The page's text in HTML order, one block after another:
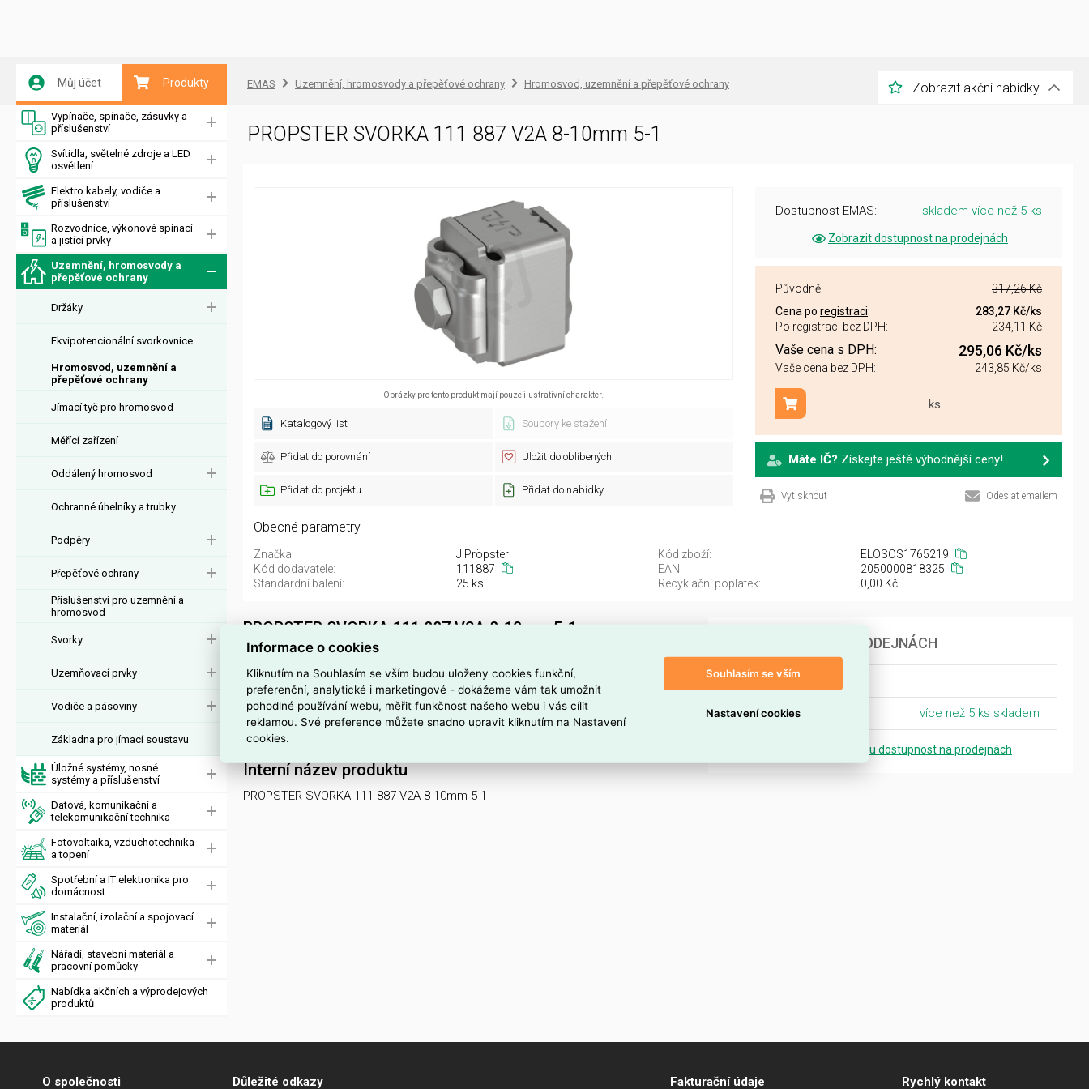
Můj účet Produkty
Vypínače, spínače, zásuvky a
příslušenství
Svítidla, světelné zdroje a LED
osvětlení
Elektro kabely, vodiče a
příslušenství
Rozvodnice, výkonové spínací
a jistící prvky
Uzemnění, hromosvody a
přepěťové ochrany
Držáky
Ekvipotencionální svorkovnice
Hromosvod, uzemnění a
přepěťové ochrany
Jímací tyč pro hromosvod
Měřící zařízení
Oddálený hromosvod
Ochranné úhelníky a trubky
Podpěry
Přepěťové ochrany
Příslušenství pro uzemnění a
hromosvod
Svorky
Uzemňovací prvky
Vodiče a pásoviny
Základna pro jímací soustavu
Úložné systémy, nosné
systémy a příslušenství
Datová, komunikační a
telekomunikační technika
Fotovoltaika, vzduchotechnika
a topení
Spotřební a IT elektronika pro
domácnost
Instalační, izolační a spojovací
materiál
Nářadí, stavební materiál a
pracovní pomůcky
Nabídka akčních a výprodejových
produktů
EMAS Uzemnění, hromosvody a přepěťové ochrany Hromosvod, uzemnění a přepěťové ochrany Zobrazit akční nabídky
PROPSTER SVORKA 111 887 V2A 8-10mm 5-1
Obrázky pro tento produkt mají pouze ilustrativní charakter.
Katalogový list Soubory ke stažení
Přidat do porovnání Uložit do oblíbených
Přidat do projektu Přidat do nabídky
Dostupnost EMAS: skladem více než 5 ks
Zobrazit dostupnost na prodejnách
Původně:
317,26 Kč
Cena po registraci: 283,27 Kč/ks
Po registraci bez DPH:
234,11 Kč
Vaše cena s DPH: 295,06 Kč/ks
Vaše cena bez DPH: 243,85 Kč/ks
ks
Přidat do košíku
Máte IČ? Získejte ještě výhodnější ceny!
Vytisknout Odeslat emailem
Obecné parametry
Značka: J.Pröpster Kód zboží:
ELOSOS1765219
Kód dodavatele:
111887 EAN:
2050000818325
Standardní balení:
25 ks Recyklační poplatek: 0,00 Kč
PROPSTER SVORKA 111 887 V2A 8-10mm 5-1
PROPSTER SVORKA 111 887 V2A 8-10mm 5-1
je nerezová svorka určená
pro upevnění kabelů nebo trubek o průměru8–10 mm.
MateriálV2Azajišťuje odolnost proti korozi a identifikační kód produktu je
2050000818325
Interní název produktu
PROPSTER SVORKA 111 887 V2A 8-10mm 5-1
DOSTUPNOST NA PRODEJNÁCH
Čechy
Nymburk více než 5 ks skladem
Zobrazit přesnou dostupnost na prodejnách
O společnosti Důležité odkazy Fakturační údaje Rychlý kontakt
Informace o cookies
Kliknutím na Souhlasím se vším budou uloženy cookies funkční,
preferenční, analytické i marketingové - dokážeme vám tak umožnit
pohodlné používání webu, měřit funkčnost našeho webu i vás cílit
reklamou. Své preference můžete snadno upravit kliknutím na Nastavení
cookies.
Souhlasím se vším
Nastavení cookies